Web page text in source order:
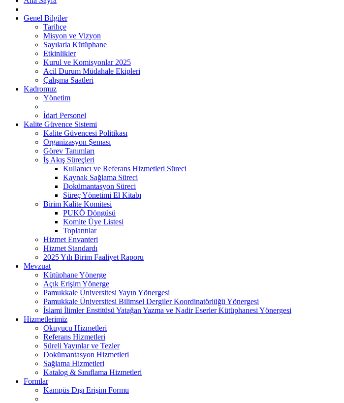
Genel Bilgiler
Tarihçe
Misyon ve Vizyon
Sayılarla Kütüphane
Etkinlikler
Kurul ve Komisyonlar 2025
Acil Durum Müdahale Ekipleri
Çalışma Saatleri
Kadromuz
Yönetim
İdari Personel
Kalite Güvence Sistemi
Kalite Güvencesi Politikası
Organizasyon Şeması
Görev Tanımları
İş Akış Süreçleri
Kullanıcı ve Referans Hizmetleri Süreci
Kaynak Sağlama Süreci
Dokümantasyon Süreci
Süreç Yönetimi El Kitabı
Birim Kalite Komitesi
PUKÖ Döngüsü
Komite Üye Listesi
Toplantılar
Hizmet Envanteri
Hizmet Standardı
2025 Yılı Birim Faaliyet Raporu
Mevzuat
Kütüphane Yönerge
Açık Erişim Yönerge
Pamukkale Üniversitesi Yayın Yönergesi
Pamukkale Üniversitesi Bilimsel Dergiler Koordinatörlüğü Yönergesi
İslami İlimler Enstitüsü Yatağan Yazma ve Nadir Eserler Kütüphanesi Yönergesi
Hizmetlerimiz
Okuyucu Hizmetleri
Referans Hizmetleri
Süreli Yayınlar ve Tezler
Dokümantasyon Hizmetleri
Sağlama Hizmetleri
Katalog & Sınıflama Hizmetleri
Formlar
Kampüs Dışı Erişim Formu